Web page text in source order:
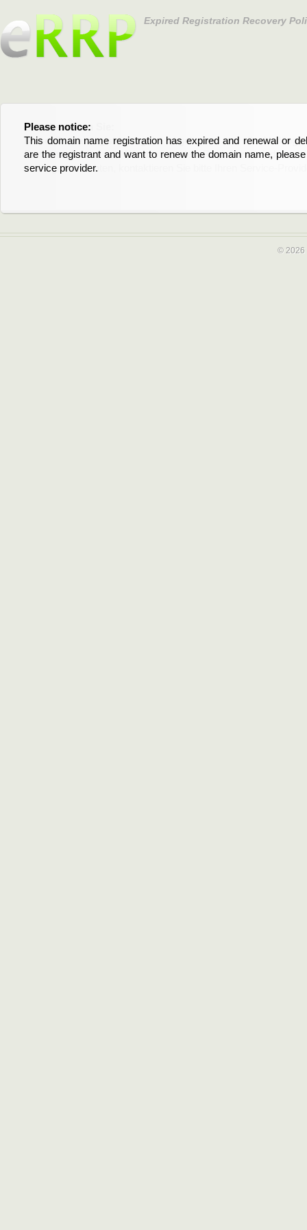
Expired Registration Recovery
Please notice:
This domain name registration has expired and renewal or
are the registrant and want to renew the domain name,
service provider.
Bitte beachten Sie:
Diese Domainregistrierung ist abgelaufen und die
Domain stehen an. Wenn Sie der Registrant sind und
verlängern möchten, kontaktieren Sie bitte Ihren Service-
© 2026